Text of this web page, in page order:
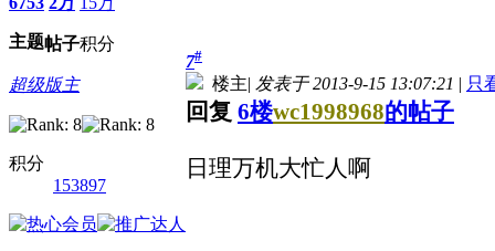
主题帖子积分
超级版主
积分
153897
7#
楼主| 发表于 2013-9-15 13:07:21 | 只
回复 6楼wc1998968的帖子
日理万机大忙人啊